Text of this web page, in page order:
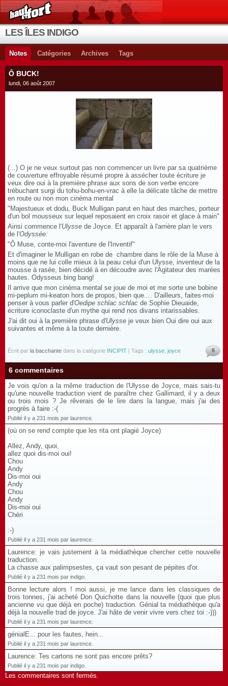
LES ÎLES INDIGO
Notes Catégories Archives Tags
Ô BUCK!
lundi, 06 août 2007
(...) O je ne veux surtout pas non commencer un livre par sa quatrième
de couverture effroyable résumé propre à assécher toute écriture je
veux dire oui à la première phrase aux sons de son verbe encore
trébuchant surgi du tohu-bohu-en-vrac à elle la délicate tâche de mettre
en route ou non mon cinéma mental
"Majestueux et dodu, Buck Mulligan parut en haut des marches, porteur
d'un bol mousseux sur lequel reposaient en croix rasoir et glace à main"
Ainsi commence l'Ulysse de Joyce. Et apparaît à l'arrière plan le vers
de l'Odyssée:
"Ô Muse, conte-moi l'aventure de l'Inventif"
Et d'imaginer le Mulligan en robe de chambre dans le rôle de la Muse à
moins que ne lui colle mieux à la peau celui d'un Ulysse, inventeur de la
mousse à rasée, bien décidé à en découdre avec l'Agitateur des marées
hautes. Odysseus bing bang!
Il arrive que mon cinéma mental se joue de moi et me sorte une bobine
mi-peplum mi-keaton hors de propos, bien que.... D'ailleurs, faites-moi
penser à vous parler d'Oedipe schlac schlac de Sophie Dieuaide,
écriture iconoclaste d'un mythe qui rend nos divans intarissables.
J'ai dit oui à la première phrase d'Ulysse je veux bien Oui dire oui aux
suivantes et même à la toute dernière.
Écrit par la bacchante dans la catégorie INCIPIT | Tags : ulysse joyce 6
6 commentaires
Je vois qu'on a la même traduction de l'Ulysse de Joyce, mais sais-tu
qu'une nouvelle traduction vient de paraître chez Gallimard, il y a deux
ou trois mois ? Je rêverais de le lire dans la langue, mais j'ai des
progrès à faire :-(
Publié il y a 231 mois par laurence.
(où on se rend compte que les rita ont plagié Joyce)
Allez, Andy, quoi,
allez quoi dis-moi oui!
Chou
Andy
Dis-moi oui
Andy
Chou
Andy
Dis-moi oui
Chéri
:-)
Publié il y a 231 mois par laurence.
Laurence: je vais justement à la médiathèque chercher cette nouvelle
traduction.
La chasse aux palimpsestes, ça vaut son pesant de pépites d'or.
Publié il y a 231 mois par indigo.
Bonne lecture alors ! moi aussi, je me lance dans les classiques de
trois tonnes, j'ai acheté Don Quichotte dans la nouvelle (quoi que plus
ancienne vu que déjà en poche) traduction. Génial ta médiathèque qu'a
déjà la nouvelle trad de joyce. J'ai hâte de venir vivre vers chez toi :-)))
Publié il y a 231 mois par laurence.
génialE... pour les fautes, hein...
Publié il y a 231 mois par laurence.
Laurence: Tes cartons ne sont pas encore prêts?
Publié il y a 231 mois par indigo.
Les commentaires sont fermés.